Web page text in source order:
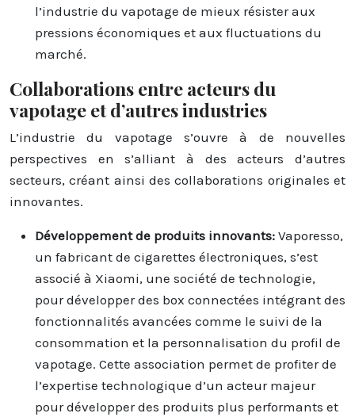
l’industrie du vapotage de mieux résister aux
pressions économiques et aux fluctuations du
marché.
Collaborations entre acteurs du
vapotage et d’autres industries
L’industrie du vapotage s’ouvre à de nouvelles
perspectives en s’alliant à des acteurs d’autres
secteurs, créant ainsi des collaborations originales et
innovantes.
Développement de produits innovants: Vaporesso,
un fabricant de cigarettes électroniques, s’est
associé à Xiaomi, une société de technologie,
pour développer des box connectées intégrant des
fonctionnalités avancées comme le suivi de la
consommation et la personnalisation du profil de
vapotage. Cette association permet de profiter de
l’expertise technologique d’un acteur majeur
pour développer des produits plus performants et